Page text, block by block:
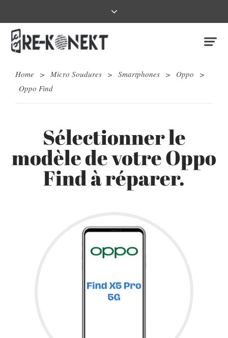
Home > Micro Soudures > Smartphones > Oppo
>
Oppo Find
Sélectionner le
modèle de votre Oppo
Find à réparer.